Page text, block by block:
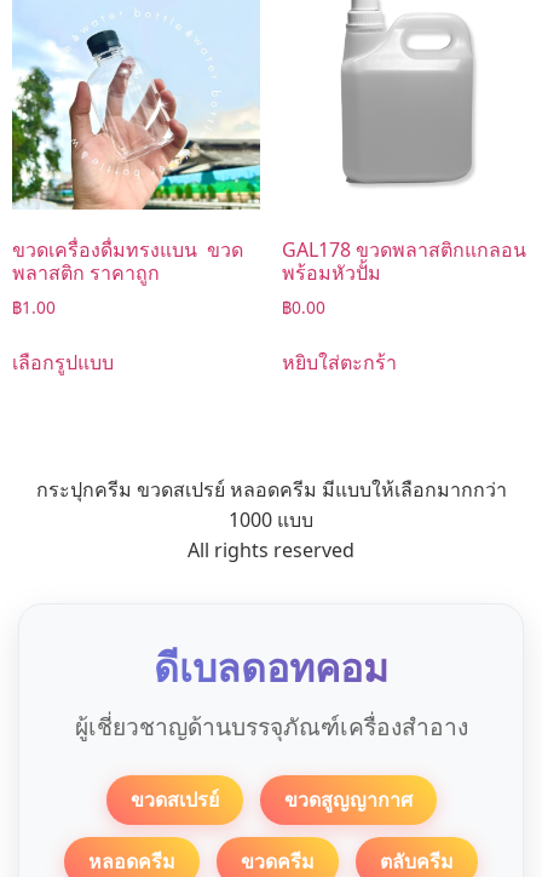
ขวดเครื่องดื่มทรงแบน ขวด
พลาสติก ราคาถูก
฿1.00
เลือกรูปแบบ
GAL178 ขวดพลาสติกแกลอน
พร้อมหัวปั้ม
฿0.00
หยิบใส่ตะกร้า
กระปุกครีม ขวดสเปรย์ หลอดครีม มีแบบให้เลือกมากกว่า
1000 แบบ
All rights reserved
ดีเบลดอทคอม
ผู้เชี่ยวชาญด้านบรรจุภัณฑ์เครื่องสำอาง
ขวดสเปรย์ ขวดสูญญากาศ
หลอดครีม ขวดครีม ตลับครีม